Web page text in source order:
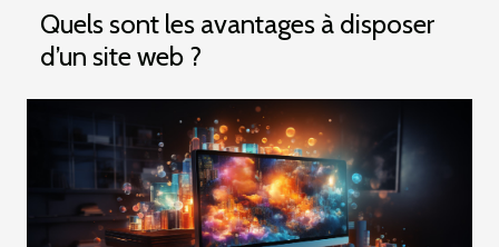
Quels sont les avantages à disposer
d’un site web ?